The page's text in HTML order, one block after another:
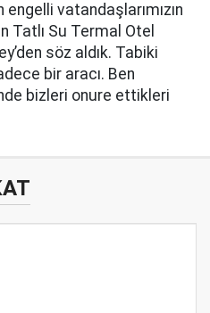
vatandaşlarımızın
Tatlı Su Termal Otel
söz aldık. Tabiki
bir aracı. Ben
bizleri onure ettikleri